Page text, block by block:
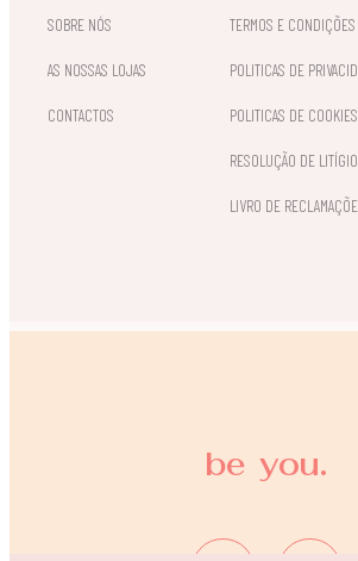
SOBRE NÓS
AS NOSSAS LOJAS
CONTACTOS
TERMOS E CONDIÇÕES
POLITICAS DE
POLITICAS DE COOKIES
RESOLUÇÃO DE
LIVRO DE
be you.